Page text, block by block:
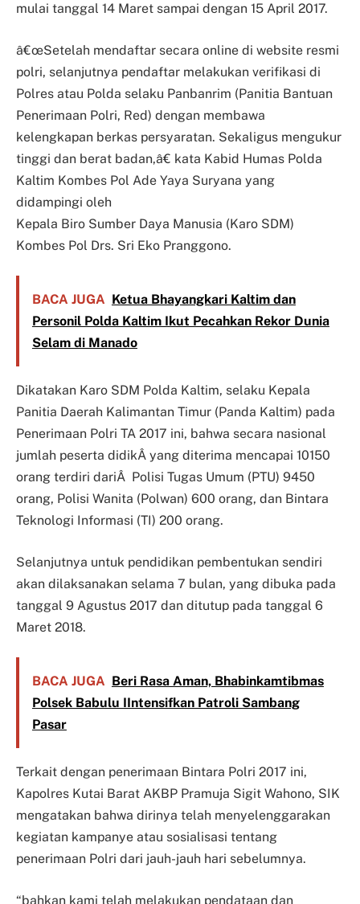
mulai tanggal 14 Maret sampai dengan 15 April 2017.
â€œSetelah mendaftar secara online di website resmi
polri, selanjutnya pendaftar melakukan verifikasi di
Polres atau Polda selaku Panbanrim (Panitia Bantuan
Penerimaan Polri, Red) dengan membawa
kelengkapan berkas persyaratan. Sekaligus mengukur
tinggi dan berat badan,â€ kata Kabid Humas Polda
Kaltim Kombes Pol Ade Yaya Suryana yang
didampingi oleh
Kepala Biro Sumber Daya Manusia (Karo SDM)
Kombes Pol Drs. Sri Eko Pranggono.
BACA JUGA Ketua Bhayangkari Kaltim dan
Personil Polda Kaltim Ikut Pecahkan Rekor Dunia
Selam di Manado
Dikatakan Karo SDM Polda Kaltim, selaku Kepala
Panitia Daerah Kalimantan Timur (Panda Kaltim) pada
Penerimaan Polri TA 2017 ini, bahwa secara nasional
jumlah peserta didikÂ yang diterima mencapai 10150
orang terdiri dariÂ Polisi Tugas Umum (PTU) 9450
orang, Polisi Wanita (Polwan) 600 orang, dan Bintara
Teknologi Informasi (TI) 200 orang.
Selanjutnya untuk pendidikan pembentukan sendiri
akan dilaksanakan selama 7 bulan, yang dibuka pada
tanggal 9 Agustus 2017 dan ditutup pada tanggal 6
Maret 2018.
BACA JUGA Beri Rasa Aman, Bhabinkamtibmas
Polsek Babulu IIntensifkan Patroli Sambang
Pasar
Terkait dengan penerimaan Bintara Polri 2017 ini,
Kapolres Kutai Barat AKBP Pramuja Sigit Wahono, SIK
mengatakan bahwa dirinya telah menyelenggarakan
kegiatan kampanye atau sosialisasi tentang
penerimaan Polri dari jauh-jauh hari sebelumnya.
“bahkan kami telah melakukan pendataan dan